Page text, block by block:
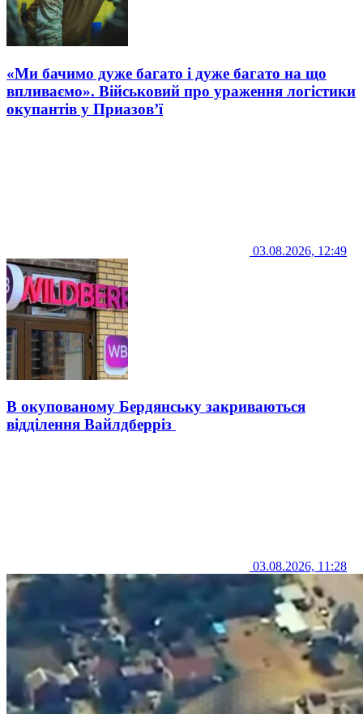
«Ми бачимо дуже багато і дуже багато на що
впливаємо». Військовий про ураження логістики
окупантів у Приазов’ї
03.08.2026, 12:49
В окупованому Бердянську закриваються
відділення Вайлдберріз
03.08.2026, 11:28